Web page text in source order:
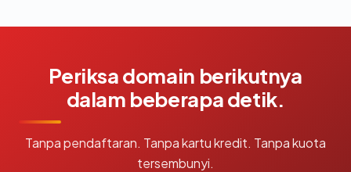
Periksa domain berikutnya
dalam beberapa detik.
Tanpa pendaftaran. Tanpa kartu kredit. Tanpa kuota
tersembunyi.